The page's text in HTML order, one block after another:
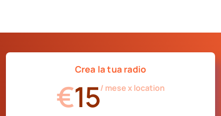
segnale orario: occorre solo creare il comunicato o
Crea la tua radio
€15/ mese x location